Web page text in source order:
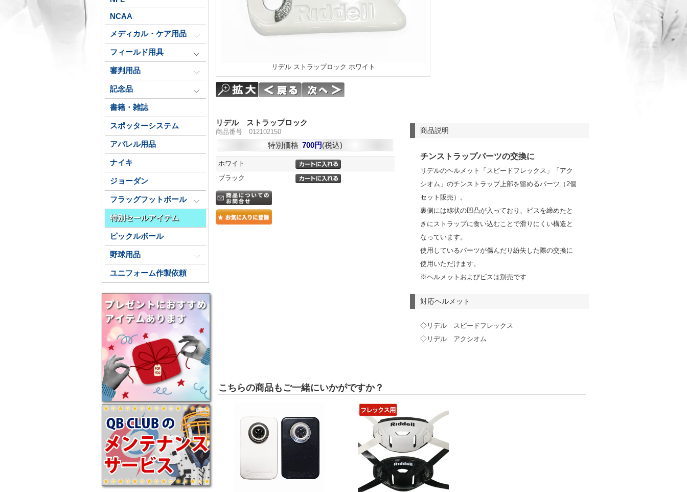
NCAA
メディカル・ケア用品
フィールド用具
審判用品
記念品
書籍・雑誌
スポッターシステム
アパレル用品
ナイキ
ジョーダン
フラッグフットボール
特別セールアイテム
ピックルボール
野球用品
ユニフォーム作製依頼
リデル ストラップロック ホワイト
商品説明
チンストラップパーツの交換に
リデルのヘルメット「スピードフレックス」「アク
シオム」のチンストラップ上部を留めるパーツ（2個
セット販売）。
裏側には線状の凹凸が入っており、ビスを締めたと
きにストラップに食い込むことで滑りにくい構造と
なっています。
使用しているパーツが傷んだり紛失した際の交換に
使用いただけます。
※ヘルメットおよびビスは別売です
対応ヘルメット
◇リデル スピードフレックス
◇リデル アクシオム
リデル ストラップロック
商品番号 012102150
特別価格 700円(税込)
ホワイト
ブラック
こちらの商品もご一緒にいかがですか？